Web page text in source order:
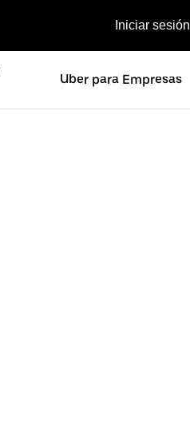
Iniciar sesión
Uber para Empresas